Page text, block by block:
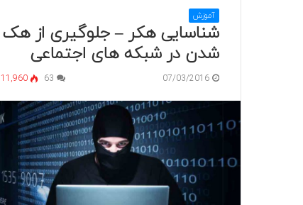
آموزش
شناسایی هکر – جلوگیری از هک
شدن در شبکه های اجتماعی
07/03/2016
63
11,960